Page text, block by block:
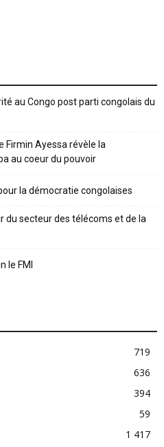
au Congo post parti congolais du
Firmin Ayessa révèle la
au coeur du pouvoir
la démocratie congolaises
du secteur des télécoms et de la
le FMI
719
636
394
59
1 417